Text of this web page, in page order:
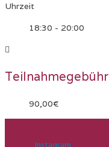
Uhrzeit
18:30 - 20:00
Teilnahmegebühr
90,00€